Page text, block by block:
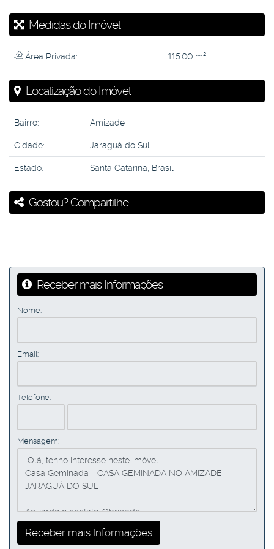
Medidas do Imóvel
Área Privada: 115.00 m²
Localização do Imóvel
Bairro: Amizade
Cidade: Jaraguá do Sul
Estado: Santa Catarina, Brasil
Gostou? Compartilhe
Receber mais Informações
Nome:
Email:
Telefone:
Mensagem: